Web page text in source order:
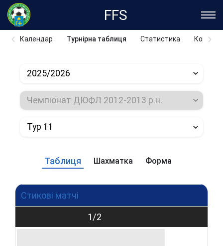
FFS
Календар Турнірна таблиця Статистика
2025/2026
Чемпіонат ДЮФЛ 2012-2013 р.н.
Тур 11
Таблиця Шахматка Форма
Стикові матчі
1/2